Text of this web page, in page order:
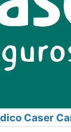
Caser